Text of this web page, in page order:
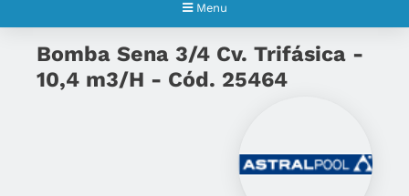
Menu
Bomba Sena 3/4 Cv. Trifásica -
10,4 m3/H - Cód. 25464